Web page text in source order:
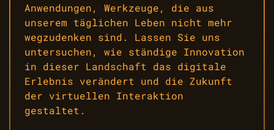
Anwendungen, Werkzeuge, die aus
unserem täglichen Leben nicht mehr
wegzudenken sind. Lassen Sie uns
untersuchen, wie ständige Innovation
in dieser Landschaft das digitale
Erlebnis verändert und die Zukunft
der virtuellen Interaktion
gestaltet.